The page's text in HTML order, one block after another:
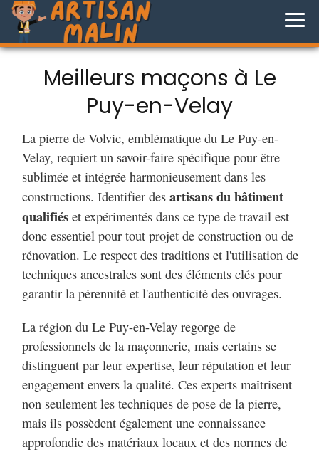
Meilleurs maçons à Le
Puy-en-Velay
La pierre de Volvic, emblématique du Le Puy-en-
Velay, requiert un savoir-faire spécifique pour être
sublimée et intégrée harmonieusement dans les
constructions. Identifier des artisans du bâtiment
qualifiés et expérimentés dans ce type de travail est
donc essentiel pour tout projet de construction ou de
rénovation. Le respect des traditions et l'utilisation de
techniques ancestrales sont des éléments clés pour
garantir la pérennité et l'authenticité des ouvrages.
La région du Le Puy-en-Velay regorge de
professionnels de la maçonnerie, mais certains se
distinguent par leur expertise, leur réputation et leur
engagement envers la qualité. Ces experts maîtrisent
non seulement les techniques de pose de la pierre,
mais ils possèdent également une connaissance
approfondie des matériaux locaux et des normes de